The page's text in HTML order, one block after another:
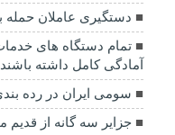
دستگیری عاملان حمله
تمام دستگاه های
آمادگی کامل داشته باشند
سومی ایران در رده بندی ۵ وزن کشتی
جزایر سه گانه از قدیم